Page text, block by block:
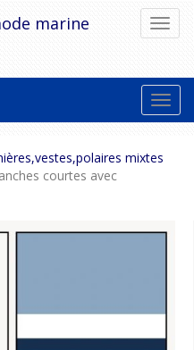
marine
mixtes
courtes avec